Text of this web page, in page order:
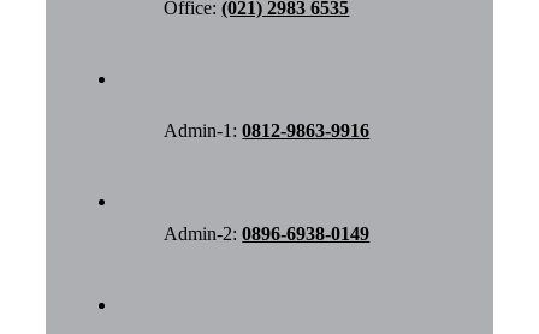
Office:(021) 2983 6535
Admin-1:0812-9863-9916
Admin-2:0896-6938-0149